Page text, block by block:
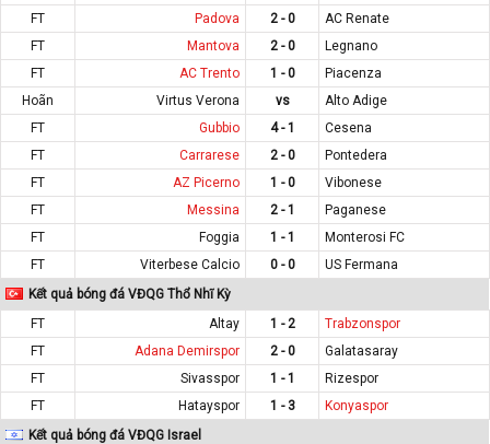
FT
Padova 2 - 0
AC Renate
FT
Mantova 2 - 0
Legnano
FT
AC Trento 1 - 0
Piacenza
Hoãn
Virtus Verona vs
Alto Adige
FT
Gubbio 4 - 1
Cesena
FT
Carrarese 2 - 0
Pontedera
FT
AZ Picerno 1 - 0
Vibonese
FT
Messina 2 - 1
Paganese
FT
Foggia 1 - 1
Monterosi FC
FT
Viterbese Calcio 0 - 0
US Fermana
Kết quả bóng đá VĐQG Thổ Nhĩ Kỳ
FT
Altay 1 - 2
Trabzonspor
FT
Adana Demirspor 2 - 0
Galatasaray
FT
Sivasspor 1 - 1
Rizespor
FT
Hatayspor 1 - 3
Konyaspor
Kết quả bóng đá VĐQG Israel